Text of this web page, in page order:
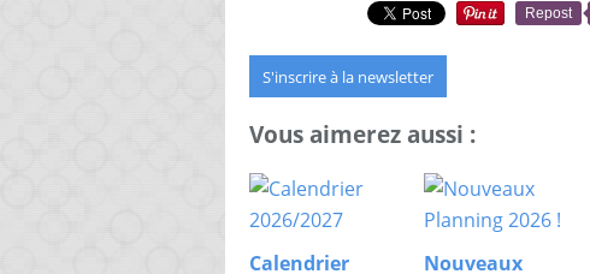
Repost
S'inscrire à la newsletter
Vous aimerez aussi :
Calendrier
Nouveaux